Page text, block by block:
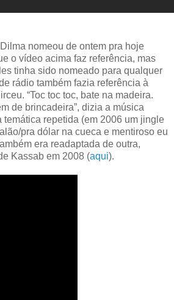
nomeou de ontem pra hoje
o vídeo acima faz referência, mas
tinha sido nomeado para qualquer
rádio também fazia referência à
“Toc toc toc, bate na madeira.
de brincadeira”, dizia a música
temática repetida (em 2006 um jingle
pra dólar na cueca e mentiroso eu
era readaptada de outra,
Kassab em 2008 (aqui).